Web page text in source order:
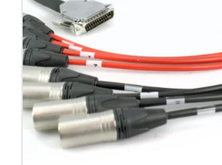
Snake audio digital SUB-